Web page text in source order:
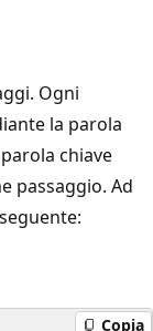
Ogni
la parola
chiave
passaggio. Ad
Copia